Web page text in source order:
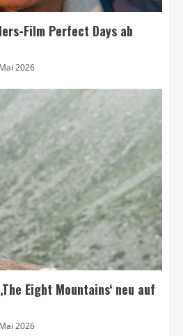
Film Perfect Days ab
2026
Eight Mountains‘ neu auf
2026